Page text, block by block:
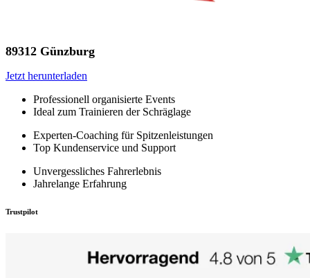
89312 Günzburg
Jetzt herunterladen
Professionell organisierte Events
Ideal zum Trainieren der Schräglage
Experten-Coaching für Spitzenleistungen
Top Kundenservice und Support
Unvergessliches Fahrerlebnis
Jahrelange Erfahrung
Trustpilot